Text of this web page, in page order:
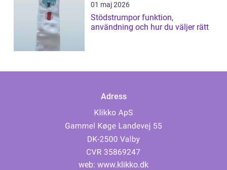
01 maj 2026
Stödstrumpor funktion,
användning och hur du väljer rätt
Adress
web: www.klikko.dk